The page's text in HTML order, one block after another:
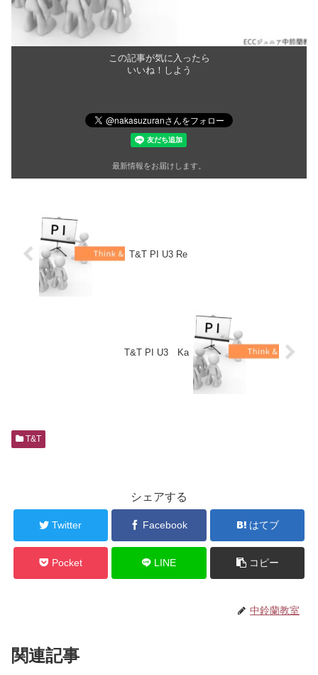
この記事が気に入ったら
いいね！しよう
最新情報をお届けします。
T&T PI U3 Re
T&T PI U3 Ka
T&T
シェアする
Twitter Facebook はてブ
Pocket LINE コピー
中鈴蘭教室
関連記事